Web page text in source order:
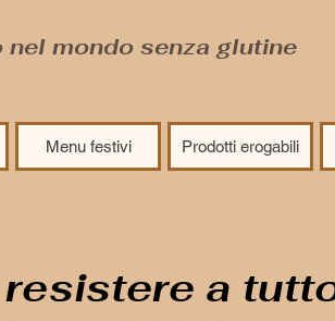
nel mondo senza glutine
Menu festivi Prodotti erogabili
resistere a